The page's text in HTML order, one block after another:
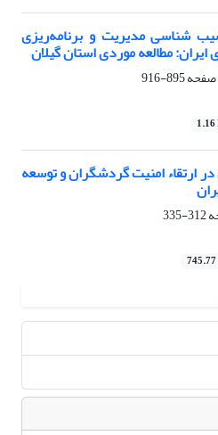
شناسی مدیریت و برنامه‌ریزی
مطالعه موردی استان گیلان
895-916
ارتقاء امنیت گردشگران و توسعه
312-335